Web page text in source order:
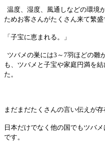
温度、湿度、風通しなどの環境
ためお客さんがたくさん来て繁盛
「子宝に恵まれる。」
ツバメの巣には3 ～7羽ほどの雛
も、ツバメと子宝や家庭円満を
た。
まだまだたくさんの言い伝えが存
日本だけでなく他の国でもツバ
です。